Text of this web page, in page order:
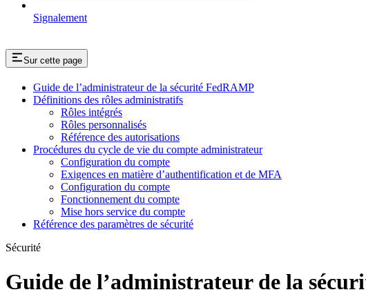
Signalement
Sur cette page
Guide de l’administrateur de la sécurité FedRAMP
Définitions des rôles administratifs
Rôles intégrés
Rôles personnalisés
Référence des autorisations
Procédures du cycle de vie du compte administrateur
Configuration du compte
Exigences en matière d’authentification et de MFA
Configuration du compte
Fonctionnement du compte
Mise hors service du compte
Référence des paramètres de sécurité
Sécurité
Guide de l’administrateur de la